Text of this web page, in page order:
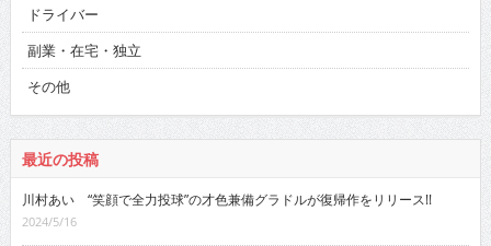
ドライバー
副業・在宅・独立
その他
最近の投稿
川村あい “笑顔で全力投球”の才色兼備グラドルが復帰作をリリース!!
2024/5/16